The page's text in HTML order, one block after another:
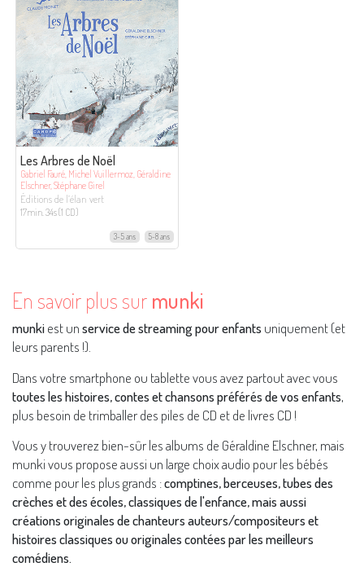
Les Arbres de Noël
Gabriel Fauré, Michel Vuillermoz, Géraldine
Elschner, Stéphane Girel
Éditions de l’élan vert
17min. 34s (1 CD)
3-5 ans 5-8 ans
En savoir plus sur munki
munkiest unservice de streaming pour enfants uniquement (et
leurs parents !).
Dans votre smartphone ou tablette vous avez partout avec vous
toutes les histoires, contes et chansons préférés de vos enfants,
plus besoin de trimballer des piles de CD et de livres CD !
Vous y trouverez bien-sûr les albums de Géraldine Elschner, mais
munki vous propose aussi un large choix audio pour les bébés
comme pour les plus grands :comptines, berceuses, tubes des
crèches et des écoles, classiques de l'enfance, mais aussi
créations originales de chanteurs auteurs/compositeurs et
histoires classiques ou originales contées par les meilleurs
comédiens.